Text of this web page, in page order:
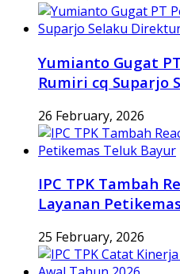
Yumianto Gugat
Rumiri cq Suparjo
26 February, 2026
IPC TPK Tambah
Layanan
25 February, 2026